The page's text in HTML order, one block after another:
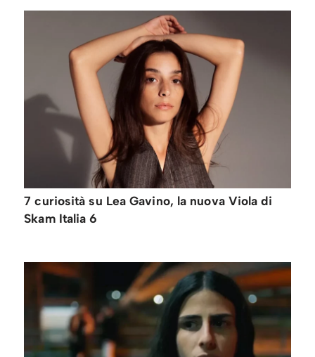
7 curiosità su Lea Gavino, la nuova Viola di
Skam Italia 6